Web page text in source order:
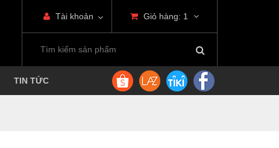
Tài khoản Giỏ hàng: 1
TIN TỨC